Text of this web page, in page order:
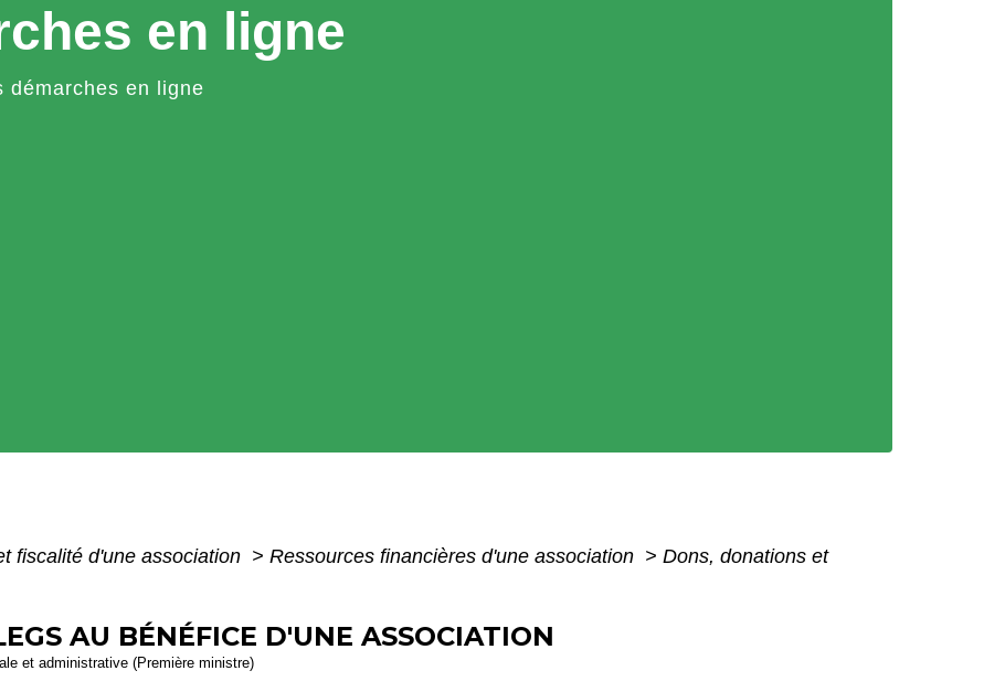
en ligne
démarches en ligne
fiscalité d'une association > Ressources financières d'une association > Dons, donations et
AU BÉNÉFICE D'UNE ASSOCIATION
et administrative (Première ministre)